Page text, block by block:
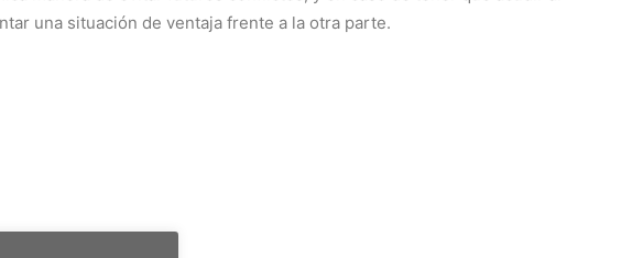
una situación de ventaja frente a la otra parte.